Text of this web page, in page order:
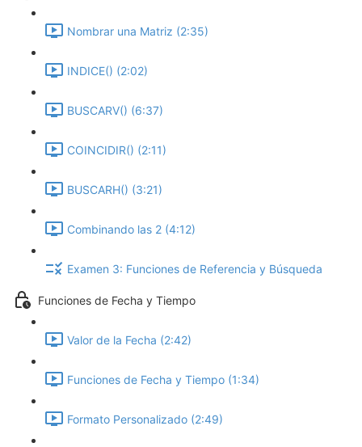
Nombrar una Matriz (2:35)
INDICE() (2:02)
BUSCARV() (6:37)
COINCIDIR() (2:11)
BUSCARH() (3:21)
Combinando las 2 (4:12)
Examen 3: Funciones de Referencia y Búsqueda
Funciones de Fecha y Tiempo
Valor de la Fecha (2:42)
Funciones de Fecha y Tiempo (1:34)
Formato Personalizado (2:49)